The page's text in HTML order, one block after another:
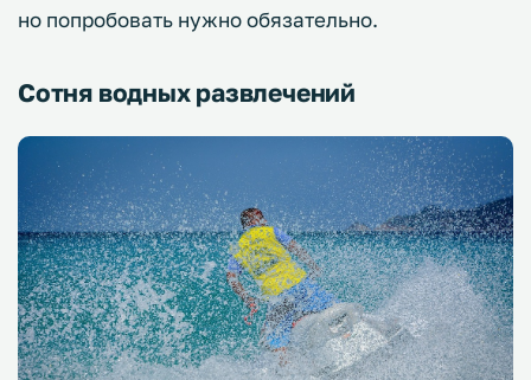
но попробовать нужно обязательно.
Сотня водных развлечений